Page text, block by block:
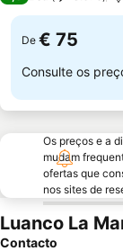
De € 75
Consulte os
Os preços e a
mudam
ofertas que
nos sites de
Luanco La
Contacto